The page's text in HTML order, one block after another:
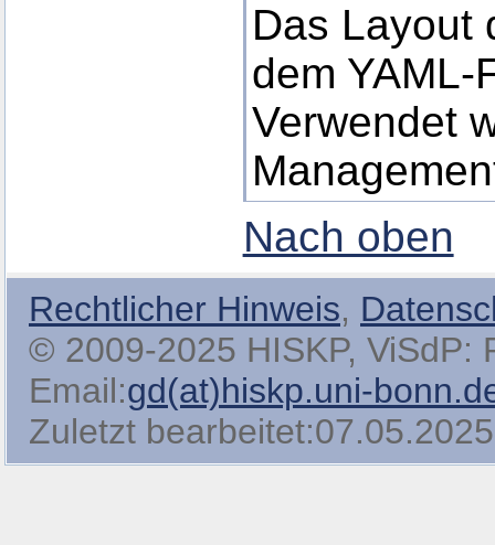
Das Layout
dem YAML-
Verwendet
Nach oben
Rechtlicher Hinweis,
© 2009-2025 HISKP, ViSdP:
Email:gd(at)hiskp.uni-
Zuletzt